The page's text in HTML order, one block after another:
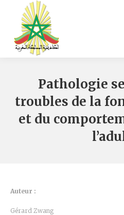
Pathologie
troubles de la
et du
Auteur :
Gérard Zwang